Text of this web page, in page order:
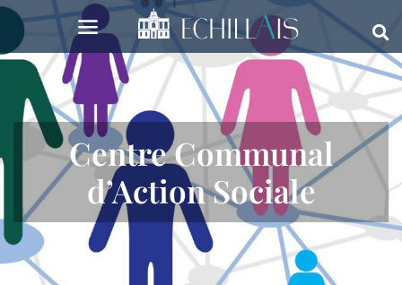
Centre Communal
d’Action Sociale